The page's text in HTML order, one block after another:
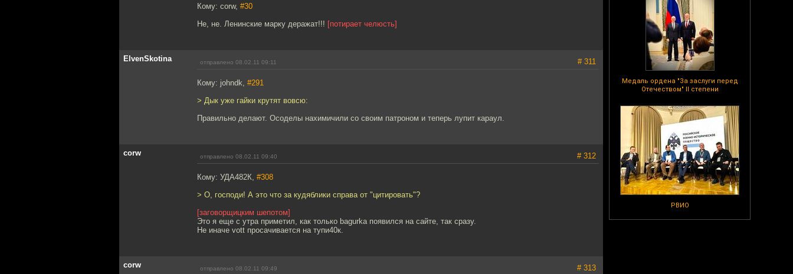
Медаль ордена "За заслуги перед
Отечеством" II степени
РВИО
Кому: corw, #30
Не, не. Ленинские марку деражат!!! [потирает челюсть]
ElvenSkotina отправлено 08.02.11 09:11 # 311
Кому: johndk, #291
> Дык уже гайки крутят вовсю:
Правильно делают. Осоделы нахимичили со своим патроном и теперь лупит караул.
corw отправлено 08.02.11 09:40 # 312
Кому: УДА482К, #308
> О, господи! А это что за кудяблики справа от "цитировать"?
[заговорщицким шепотом]
Это я еще с утра приметил, как только bagurka появился на сайте, так сразу.
Не иначе vott просачивается на тупи40к.
corw отправлено 08.02.11 09:49 # 313